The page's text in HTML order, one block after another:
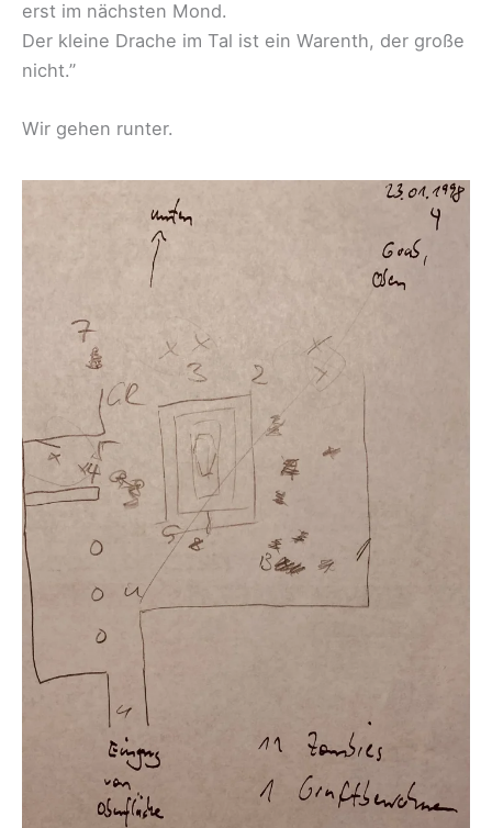
erst im nächsten Mond.
Der kleine Drache im Tal ist ein Warenth, der große
nicht.”
Wir gehen runter.